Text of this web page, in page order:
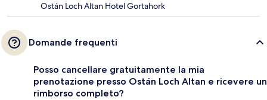
Ostán Loch Altan Hotel Gortahork
Domande frequenti
Posso cancellare gratuitamente la mia
prenotazione presso Ostán Loch Altan e ricevere un
rimborso completo?